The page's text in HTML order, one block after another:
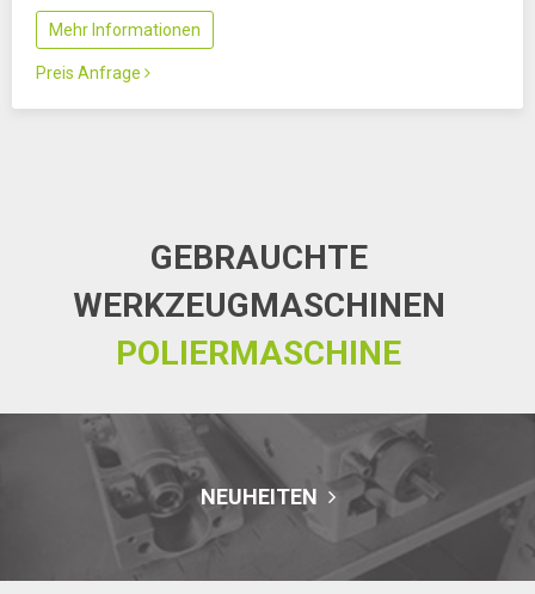
Mehr Informationen
Preis Anfrage
GEBRAUCHTE
WERKZEUGMASCHINEN
POLIERMASCHINE
NEUHEITEN